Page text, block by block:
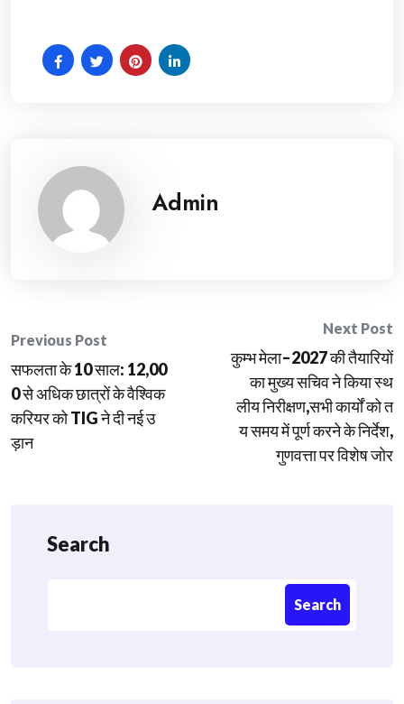
Admin
Post
navigation
Previous Post
सफलता के 10 साल: 12,00
0 से अधिक छात्रों के वैश्विक
करियर को TIG ने दी नई उ
ड़ान
Next Post
कुम्भ मेला–2027 की तैयारियों
का मुख्य सचिव ने किया स्थ
लीय निरीक्षण,सभी कार्यों को त
य समय में पूर्ण करने के निर्देश,
गुणवत्ता पर विशेष जोर
Search
Search